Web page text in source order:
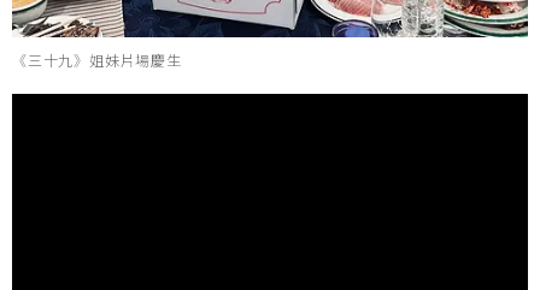
《三十九》姐妹片場慶生